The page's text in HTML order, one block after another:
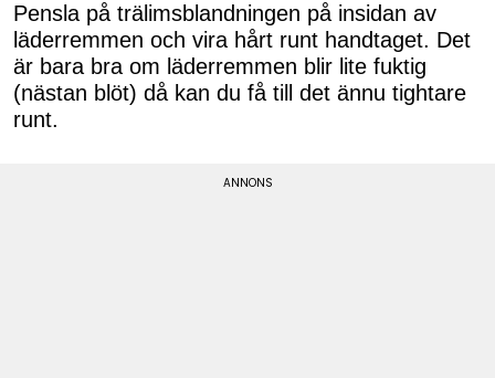
Pensla på trälimsblandningen på insidan av
läderremmen och vira hårt runt handtaget. Det
är bara bra om läderremmen blir lite fuktig
(nästan blöt) då kan du få till det ännu tightare
runt.